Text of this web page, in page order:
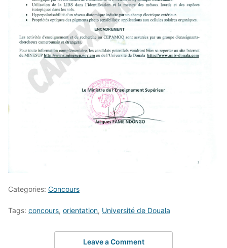
Categories: Concours
Tags: concours, orientation, Université de Douala
Leave a Comment